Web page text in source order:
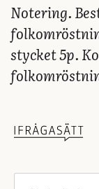
Notering.
stycket 5p.